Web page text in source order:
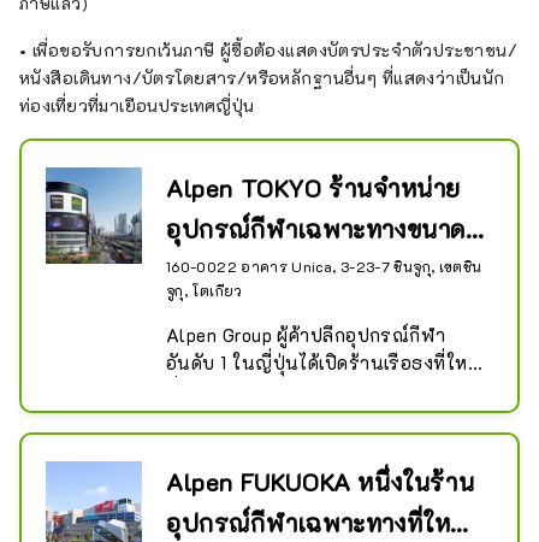
• เพื่อขอรับการยกเว้นภาษี ผู้ซื้อต้องแสดงบัตรประจำตัวประชาชน/
หนังสือเดินทาง/บัตรโดยสาร/หรือหลักฐานอื่นๆ ที่แสดงว่าเป็นนัก
ท่องเที่ยวที่มาเยือนประเทศญี่ปุ่น
Alpen TOKYO ร้านจำหน่าย
อุปกรณ์กีฬาเฉพาะทางขนาด
ใหญ่ที่สุดในญี่ปุ่น
160-0022 อาคาร Unica, 3-23-7 ชินจูกุ, เขตชิน
จูกุ, โตเกียว
Alpen Group ผู้ค้าปลีกอุปกรณ์กีฬา
อันดับ 1 ในญี่ปุ่นได้เปิดร้านเรือธงที่ใหญ่
เพียง 1 นาทีจากทางออกทิศตะวันออก
มีชั้นใต้ดิน 2 ชั้นและ 8 ชั้นเหนือพื้นดิน
มีร้านค้า 3 แห่ง: ``ร้านเรือธง Sports
Depot'' ซึ่งเป็นร้านขายอุปกรณ์กีฬา
Alpen FUKUOKA หนึ่งในร้าน
อุปกรณ์กีฬาเฉพาะทางที่ใหญ่